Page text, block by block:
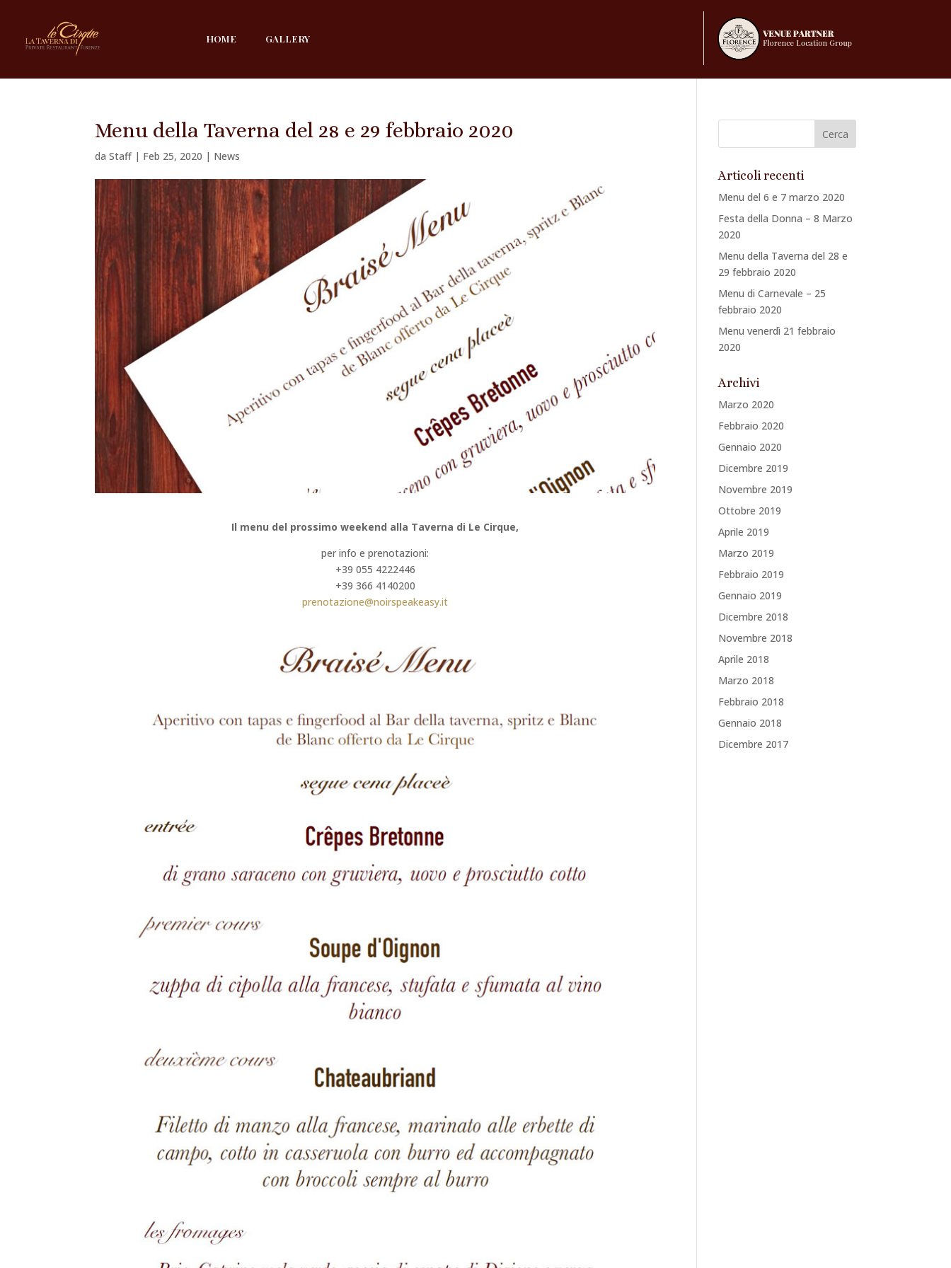
HOME GALLERY
Menu della Taverna del 28 e 29 febbraio 2020
daStaff| Feb 25, 2020 | News
Il menu del prossimo weekend alla Taverna di Le Cirque,
per info e prenotazioni:
+39 055 4222446
+39 366 4140200
prenotazione@noirspeakeasy.it
Articoli recenti
Menu del 6 e 7 marzo 2020
Festa della Donna – 8 Marzo
2020
Menu della Taverna del 28 e
29 febbraio 2020
Menu di Carnevale – 25
febbraio 2020
Menu venerdì 21 febbraio
2020
Archivi
Marzo 2020
Febbraio 2020
Gennaio 2020
Dicembre 2019
Novembre 2019
Ottobre 2019
Aprile 2019
Marzo 2019
Febbraio 2019
Gennaio 2019
Dicembre 2018
Novembre 2018
Aprile 2018
Marzo 2018
Febbraio 2018
Gennaio 2018
Dicembre 2017